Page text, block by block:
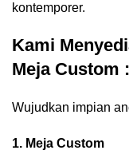
kontemporer.
Kami
Meja Custom :
Wujudkan impian
1. Meja Custom